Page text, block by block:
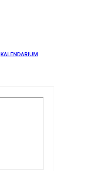
KALENDARIUM